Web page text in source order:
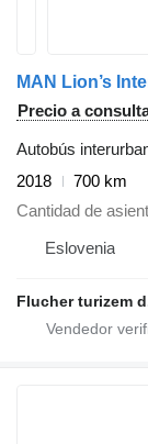
MAN Lion’s
Precio a
Autobús
2018
700 km
Cantidad de
Eslovenia
Flucher turizem